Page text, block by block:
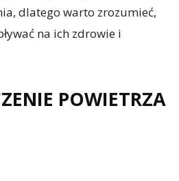
dlatego warto zrozumieć,
na ich zdrowie i
POWIETRZA